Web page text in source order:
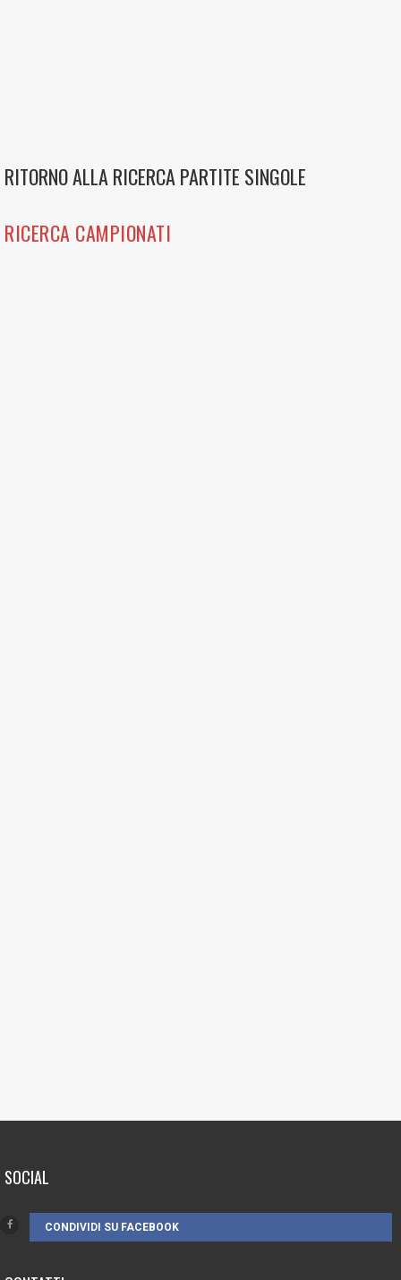
RITORNO ALLA RICERCA PARTITE SINGOLE
RICERCA CAMPIONATI
SOCIAL
CONDIVIDI SU FACEBOOK